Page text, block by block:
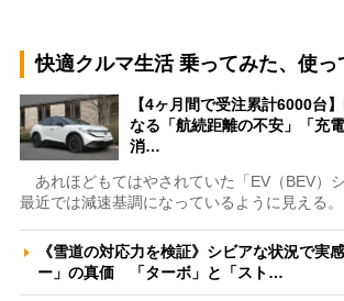
快適クルマ生活 乗ってみた、使っ
【4ヶ月間で受注累計6000台
なる「航続距離の不安」「充
消…
あれほどもてはやされていた「EV（BEV）シ
最近では減速基調になっているように見える。
《雪道の対応力を検証》シビアな状況で実
ー」の真価 「ターボ」と「スト…